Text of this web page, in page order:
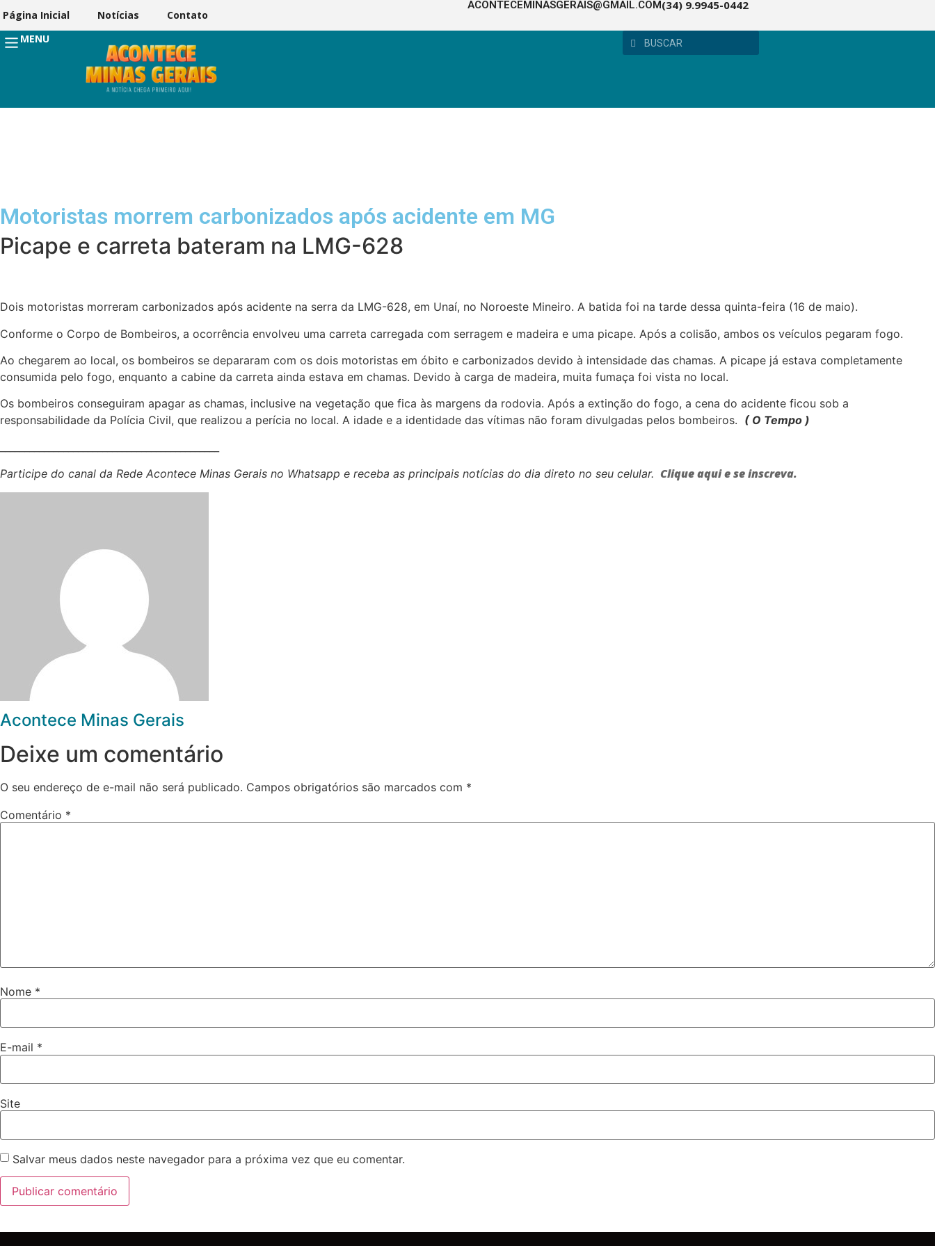
Página Inicial Notícias Contato
ACONTECEMINASGERAIS@GMAIL.COM(34) 9.9945-0442
MENU
Motoristas morrem carbonizados após acidente em MG
Picape e carreta bateram na LMG-628
Dois motoristas morreram carbonizados após acidente na serra da LMG-628, em Unaí, no Noroeste Mineiro. A batida foi na tarde dessa quinta-feira (16 de maio).
Conforme o Corpo de Bombeiros, a ocorrência envolveu uma carreta carregada com serragem e madeira e uma picape. Após a colisão, ambos os veículos pegaram fogo.
Ao chegarem ao local, os bombeiros se depararam com os dois motoristas em óbito e carbonizados devido à intensidade das chamas. A picape já estava completamente
consumida pelo fogo, enquanto a cabine da carreta ainda estava em chamas. Devido à carga de madeira, muita fumaça foi vista no local.
Os bombeiros conseguiram apagar as chamas, inclusive na vegetação que fica às margens da rodovia. Após a extinção do fogo, a cena do acidente ficou sob a
responsabilidade da Polícia Civil, que realizou a perícia no local. A idade e a identidade das vítimas não foram divulgadas pelos bombeiros. ( O Tempo )
Participe do canal da Rede Acontece Minas Gerais no Whatsapp e receba as principais notícias do dia direto no seu celular. Clique aqui e se inscreva.
Acontece Minas Gerais
Deixe um comentário
O seu endereço de e-mail não será publicado. Campos obrigatórios são marcados com *
Comentário *
Nome *
E-mail *
Site
Salvar meus dados neste navegador para a próxima vez que eu comentar.